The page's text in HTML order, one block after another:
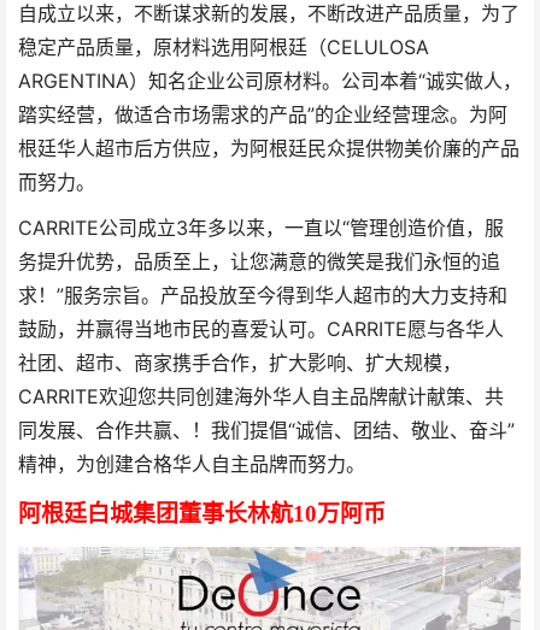
自成立以来，不断谋求新的发展，不断改进产品质量，为了
稳定产品质量，原材料选用阿根廷（CELULOSA
ARGENTINA）知名企业公司原材料。公司本着“诚实做人，
踏实经营，做适合市场需求的产品”的企业经营理念。为阿
根廷华人超市后方供应，为阿根廷民众提供物美价廉的产品
而努力。
CARRITE公司成立3年多以来，一直以“管理创造价值，服
务提升优势，品质至上，让您满意的微笑是我们永恒的追
求！”服务宗旨。产品投放至今得到华人超市的大力支持和
鼓励，并赢得当地市民的喜爱认可。CARRITE愿与各华人
社团、超市、商家携手合作，扩大影响、扩大规模，
CARRITE欢迎您共同创建海外华人自主品牌献计献策、共
同发展、合作共赢、！我们提倡“诚信、团结、敬业、奋斗”
精神，为创建合格华人自主品牌而努力。
阿根廷白城集团董事长林航10万阿币